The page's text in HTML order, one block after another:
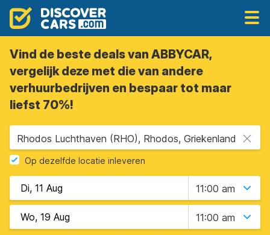
Vind de beste deals van ABBYCAR,
vergelijk deze met die van andere
verhuurbedrijven en bespaar tot maar
liefst 70%!
Rhodos Luchthaven (RHO), Rhodos, Griekenland
Op dezelfde locatie inleveren
11:00 am
11:00 am